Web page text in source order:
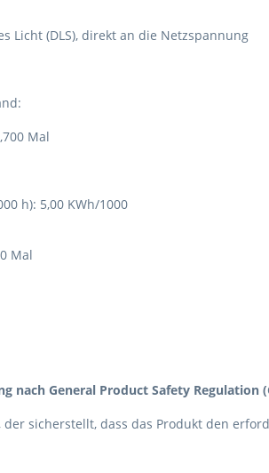
Licht (DLS), direkt an die Netzspannung
Mal
h): 5,00 KWh/1000
Mal
nach General Product Safety Regulation
sicherstellt, dass das Produkt den